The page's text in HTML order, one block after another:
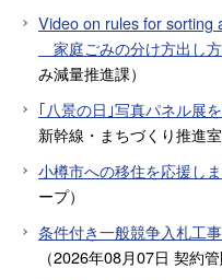
Video on rules for sorting
家庭ごみの分け方出し
み減量推進課）
｢八景の日｣写真パネル展
新幹線・まちづくり推進室
小樽市への移住を応援し
ープ）
条件付き一般競争入札工
（2026年08月07日 契約